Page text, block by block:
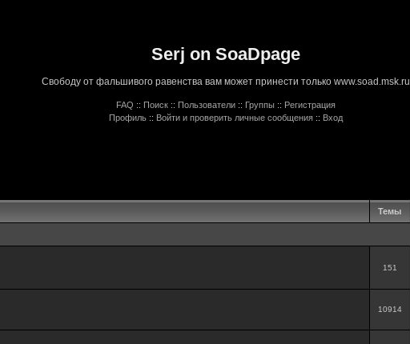
Serj on SoaDpage
Свободу от фальшивого равенства вам может принести только www.soad.msk.ru
FAQ :: Поиск :: Пользователи :: Группы :: Регистрация
Профиль :: Войти и проверить личные сообщения :: Вход
Темы
151
10914